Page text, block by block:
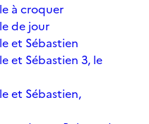
à croquer
de jour
et Sébastien
et Sébastien 3, le
et Sébastien,